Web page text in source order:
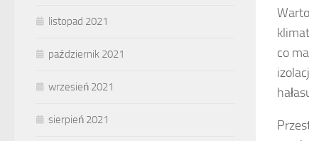
co
listopad 2021
październik 2021
wrzesień 2021
sierpień 2021